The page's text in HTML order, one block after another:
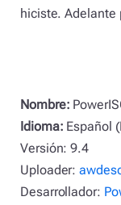
hiciste. Adelante
Nombre:
Idioma: Español
Versión: 9.4
Uploader:
Desarrollador: